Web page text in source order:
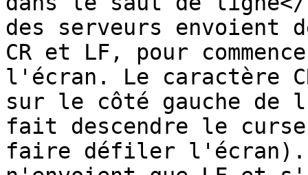
des serveurs envoient
CR et LF, pour
l'écran. Le caractère
sur le côté gauche de
fait descendre le
faire défiler l'écran).